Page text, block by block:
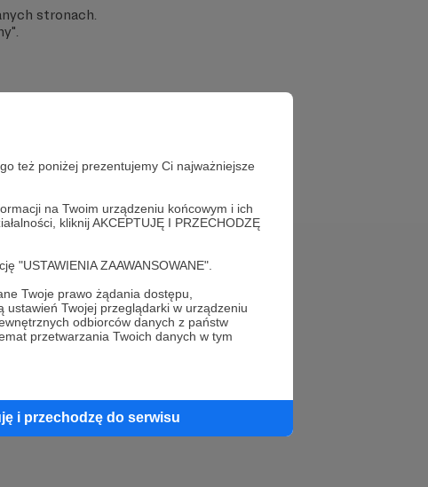
też poniżej prezentujemy Ci najważniejsze
na Twoim urządzeniu końcowym i ich
kliknij AKCEPTUJĘ I PRZECHODZĘ
"USTAWIENIA ZAAWANSOWANE".
Twoje prawo żądania dostępu,
Twojej przeglądarki w urządzeniu
odbiorców danych z państw
przetwarzania Twoich danych w tym
i przechodzę do serwisu
stronach.
Pomoc
FAQ
Kontakt z zespołem Patronite
Rada Naukowa